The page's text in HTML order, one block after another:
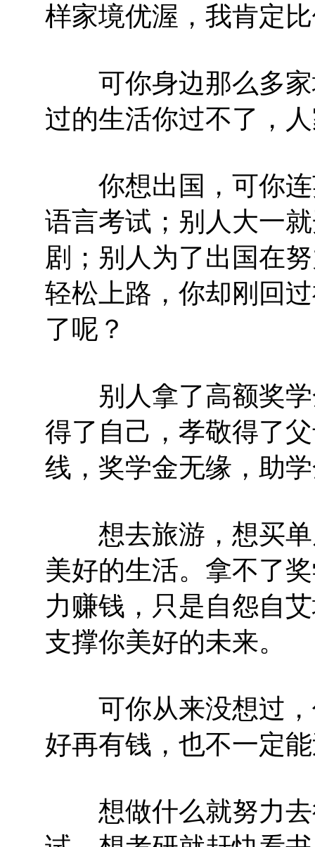
样家境优渥，我肯定
可你身边那么多家
过的生活你过不了，
你想出国，可你连
语言考试；别人大一
剧；别人为了出国在
轻松上路，你却刚回
了呢？
别人拿了高额奖学
得了自己，孝敬得了
线，奖学金无缘，助
想去旅游，想买单
美好的生活。拿不了
力赚钱，只是自怨自
支撑你美好的未来。
可你从来没想过，
好再有钱，也不一定
想做什么就努力去